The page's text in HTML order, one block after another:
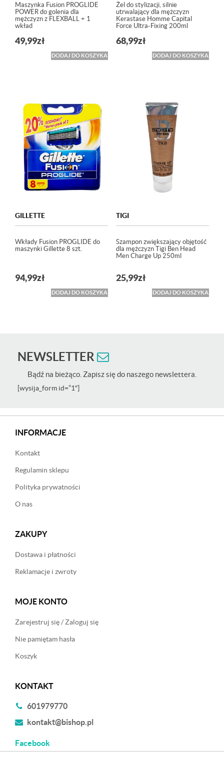
Maszynka Fusion PROGLIDE
POWER do golenia dla
mężczyzn z FLEXBALL + 1
wkład
49,99zł
DODAJ DO KOSZYKA
Żel do stylizacji, silnie
utrwalający dla mężczyzn
Kerastase Homme Capital
Force Ultra-Fixing 200ml
68,99zł
DODAJ DO KOSZYKA
GILLETTE
Wkłady Fusion PROGLIDE do
maszynki Gillette 8 szt.
94,99zł
DODAJ DO KOSZYKA
TIGI
Szampon zwiększający objętość
dla mężczyzn Tigi Ben Head
Men Charge Up 250ml
25,99zł
DODAJ DO KOSZYKA
NEWSLETTER
Bądź na bieżąco. Zapisz się do naszego newslettera.
[wysija_form id=”1″]
INFORMACJE
Kontakt
Regulamin sklepu
Polityka prywatności
O nas
ZAKUPY
Dostawa i płatności
Reklamacje i zwroty
MOJE KONTO
Zarejestruj się / Zaloguj się
Nie pamiętam hasła
Koszyk
KONTAKT
601979770
kontakt@bishop.pl
Facebook